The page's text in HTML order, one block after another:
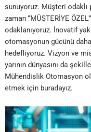
sunuyoruz. Müşteri odaklı
zaman “MÜŞTERİYE
odaklanıyoruz. İnovatif
otomasyonun gücünü
hedefliyoruz. Vizyon ve
yarının dünyasını da
Mühendislik Otomasyon
etmek için buradayız.